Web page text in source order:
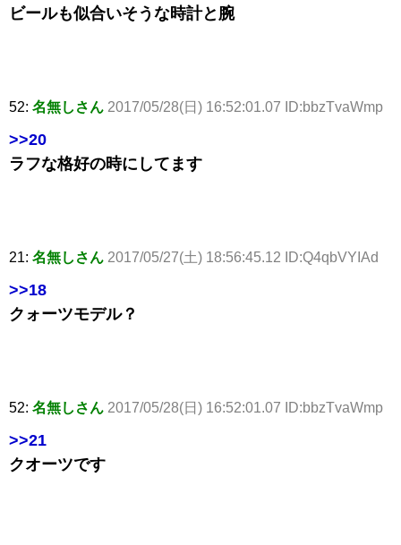
ビールも似合いそうな時計と腕
52: 名無しさん 2017/05/28(日) 16:52:01.07 ID:bbzTvaWmp
>>20
ラフな格好の時にしてます
21: 名無しさん 2017/05/27(土) 18:56:45.12 ID:Q4qbVYIAd
>>18
クォーツモデル？
52: 名無しさん 2017/05/28(日) 16:52:01.07 ID:bbzTvaWmp
>>21
クオーツです